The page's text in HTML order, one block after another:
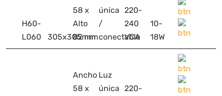
H60-
L060
305x305mm
58 x
Alto
82 mm
única
/
conectable
220-
240
VCA
10-
18W
Ancho
58 x
Luz
única
220-